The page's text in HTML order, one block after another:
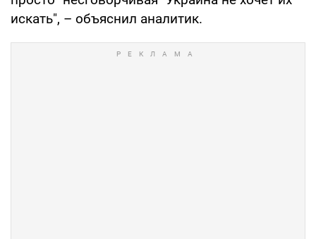
искать", – объяснил аналитик.